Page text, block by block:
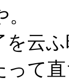
を云
って